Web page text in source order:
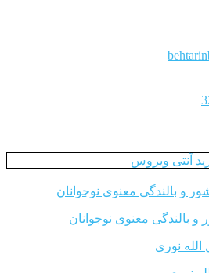
آنتی ویروس
و بالندگی معنوی نوجوانان